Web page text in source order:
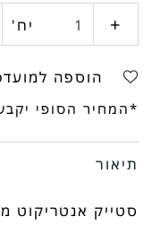
+ כמות
אנטריקוט
יח'
הוספה
*המחיר הסופי
תיאור
סטייק אנטריקוט מיושן 40 יום